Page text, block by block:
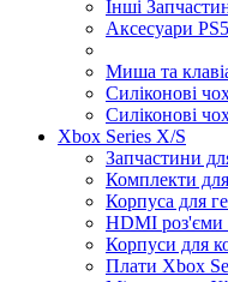
Інші
Аксесуари PS5
Миша та
Силіконові
Силіконові
Xbox Series X/S
Запчастини
Комплекти
Корпуса для
HDMI роз'єми
Корпуси для
Плати Xbox